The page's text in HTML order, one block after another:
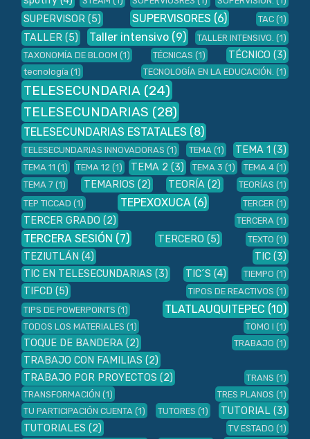
SUPERVISOR (5) SUPERVISORES (6) TAC (1)
TALLER (5) Taller intensivo (9) TALLER INTENSIVO. (1)
TAXONOMÍA DE BLOOM (1) TÉCNICAS (1) TÉCNICO (3)
tecnología (1) TECNOLOGÍA EN LA EDUCACIÓN. (1)
TELESECUNDARIA (24)
TELESECUNDARIAS (28)
TELESECUNDARIAS ESTATALES (8)
TELESECUNDARIAS INNOVADORAS (1) TEMA (1) TEMA 1 (3)
TEMA 11 (1) TEMA 12 (1) TEMA 2 (3) TEMA 3 (1) TEMA 4 (1)
TEMA 7 (1) TEMARIOS (2) TEORÍA (2) TEORÍAS (1)
TEP TICCAD (1) TEPEXOXUCA (6) TERCER (1)
TERCER GRADO (2) TERCERA (1)
TERCERA SESIÓN (7) TERCERO (5) TEXTO (1)
TEZIUTLÁN (4) TIC (3)
TIC EN TELESECUNDARIAS (3) TIC´S (4) TIEMPO (1)
TIFCD (5) TIPOS DE REACTIVOS (1)
TIPS DE POWERPOINTS (1) TLATLAUQUITEPEC (10)
TODOS LOS MATERIALES (1) TOMO I (1)
TOQUE DE BANDERA (2) TRABAJO (1)
TRABAJO CON FAMILIAS (2)
TRABAJO POR PROYECTOS (2) TRANS (1)
TRANSFORMACIÓN (1) TRES PLANOS (1)
TU PARTICIPACIÓN CUENTA (1) TUTORES (1) TUTORIAL (3)
TUTORIALES (2) TV ESTADO (1)